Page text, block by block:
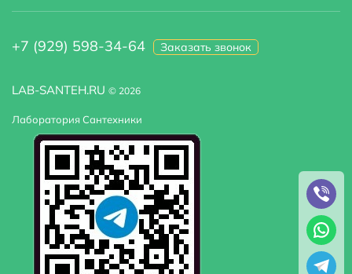
LAB-SANTEH.RU © 2026
Лаборатория Сантехники
+7 (929) 598-34-64 Заказать звонок